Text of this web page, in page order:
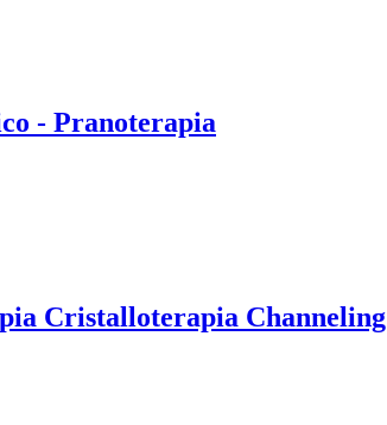
- Pranoterapia
Cristalloterapia Channeling